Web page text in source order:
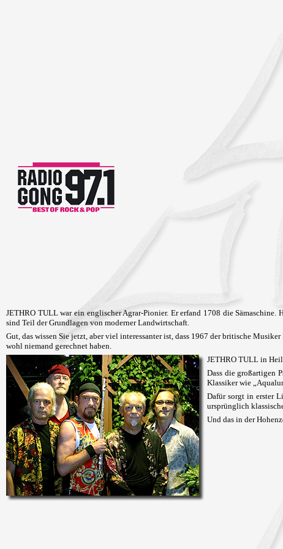
JETHRO TULL war ein englischer Agrar-Pionier. Er erfand 1708 die
sind Teil der Grundlagen von moderner Landwirtschaft.
Gut, das wissen Sie jetzt, aber viel interessanter ist, dass 1967 der britische
wohl niemand gerechnet haben.
JETHRO TULL in
Dass die großartigen
Klassiker wie
Dafür sorgt in erster
ursprünglich
Und das in der